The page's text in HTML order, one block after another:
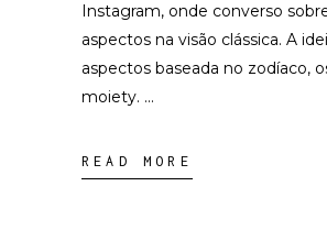
Instagram, onde converso
aspectos na visão clássica. A
aspectos baseada no zodíaco,
moiety.
READ MORE